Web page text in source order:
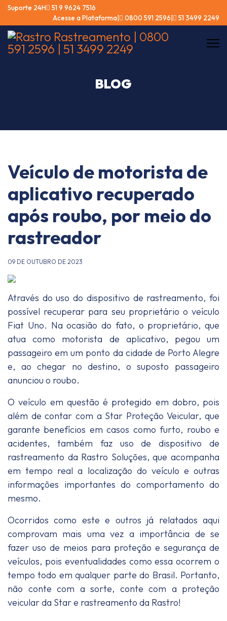
Suporte 24Hㅤ
51 9 9624 7516
Acesse a Plataforma
0800 591 2596 51 3499 2249
BLOG
Veículo de motorista de
aplicativo recuperado
após roubo, por meio do
rastreador
09 DE OUTUBRO DE 2023
Através do uso do dispositivo de rastreamento, foi
possível recuperar para seu proprietário o veículo
Fiat Uno. Na ocasião do fato, o proprietário, que
atua como motorista de aplicativo, pegou um
passageiro em um ponto da cidade de Porto Alegre
e, ao chegar no destino, o suposto passageiro
anunciou o roubo.
O veículo em questão é protegido em dobro, pois
além de contar com a Star Proteção Veicular, que
garante benefícios em casos como furto, roubo e
acidentes, também faz uso de dispositivo de
rastreamento da Rastro Soluções, que acompanha
em tempo real a localização do veículo e outras
informações importantes do comportamento do
mesmo.
Ocorridos como este e outros já relatados aqui
comprovam mais uma vez a importância de se
fazer uso de meios para proteção e segurança de
veículos, pois eventualidades como essa ocorrem o
tempo todo em qualquer parte do Brasil. Portanto,
não conte com a sorte, conte com a proteção
veicular da Star e rastreamento da Rastro!